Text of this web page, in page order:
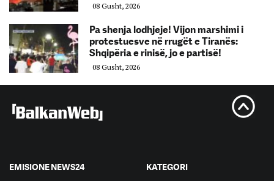
08 Gusht, 2026
Pa shenja lodhjeje! Vijon marshimi i
protestuesve në rrugët e Tiranës:
Shqipëria e rinisë, jo e partisë!
08 Gusht, 2026
EMISIONE NEWS24 KATEGORI